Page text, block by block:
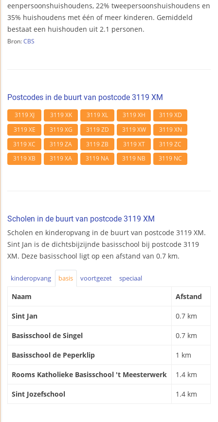
eenpersoonshuishoudens, 22% tweepersoonshuishoudens en
35% huishoudens met één of meer kinderen. Gemiddeld
bestaat een huishouden uit 2.1 personen.
Bron: CBS
Postcodes in de buurt van postcode 3119 XM
3119 XJ 3119 XK 3119 XL 3119 XH
3119 XD
3119 XE
3119 XG 3119 ZD 3119 XW
3119 XN
3119 XC
3119 ZA 3119 ZB 3119 XT
3119 ZC
3119 XB
3119 XA 3119 NA 3119 NB 3119 NC
Scholen in de buurt van postcode 3119 XM
Scholen en kinderopvang in de buurt van postcode 3119 XM.
Sint Jan is de dichtsbijzijnde basisschool bij postcode 3119
XM. Deze basisschool ligt op een afstand van 0.7 km.
kinderopvang basis voortgezet speciaal
Naam Afstand
Sint Jan 0.7 km
Basisschool de Singel 0.7 km
Basisschool de Peperklip 1 km
Rooms Katholieke Basisschool 't Meesterwerk 1.4 km
Sint Jozefschool 1.4 km